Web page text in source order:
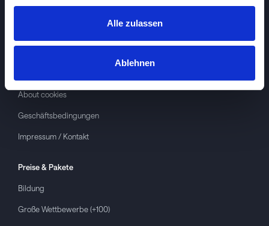
Alle zulassen
Ablehnen
About cookies
Geschäftsbedingungen
Impressum / Kontakt
Preise & Pakete
Bildung
Große Wettbewerbe (+100)